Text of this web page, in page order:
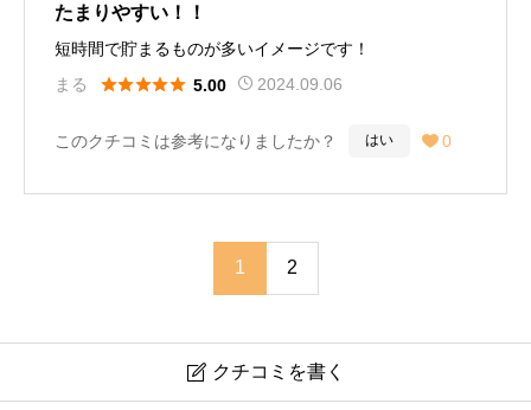
たまりやすい！！
短時間で貯まるものが多いイメージです！
まる
 5.00 2024.09.06
このクチコミは参考になりましたか？ はい  0
1 2
 クチコミを書く